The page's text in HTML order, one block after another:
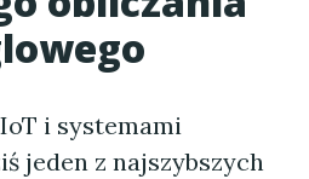
i systemami
jeden z najszybszych